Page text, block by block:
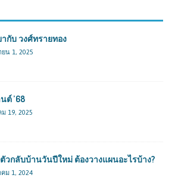
กับ วงศ์ทรายทอง
น 1, 2025
ต์ ’68
19, 2025
วกลับบ้านวันปีใหม่ ต้องวางแผนอะไรบ้าง?
ม 1, 2024